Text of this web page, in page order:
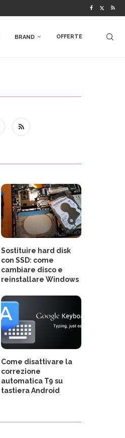
BRAND OFFERTE
Sostituire hard disk
con SSD: come
cambiare disco e
reinstallare Windows
Come disattivare la
correzione
automatica T9 su
tastiera Android